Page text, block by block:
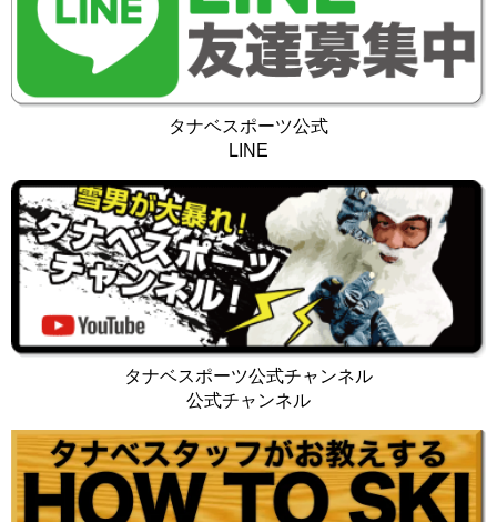
タナベスポーツ公式
LINE
タナベスポーツ公式チャンネル
公式チャンネル